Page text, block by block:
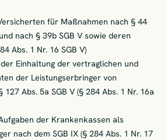
für Maßnahmen nach § 44
nach § 39b SGB V sowie deren
Abs. 1 Nr. 16 SGB V)
Einhaltung der vertraglichen und
der Leistungserbringer von
Abs. 5a SGB V (§ 284 Abs. 1 Nr. 16a
der Krankenkassen als
nach dem SGB IX (§ 284 Abs. 1 Nr. 17